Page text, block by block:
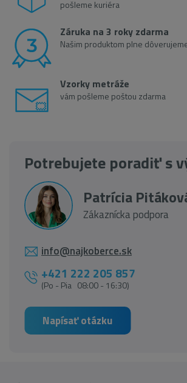
pošleme kuriéra
Záruka na 3 roky zdarma
Našim produktom plne
Vzorky metráže
vám pošleme poštou zdarma
Potrebujete poradiť s
Patrícia
Zákaznícka podpora
info@najkoberce.sk
+421 222 205 857
(Po - Pia 08:00 - 16:30)
Napísať otázku